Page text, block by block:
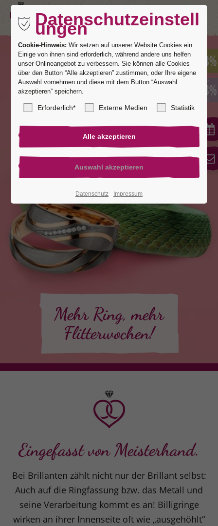
Mehr Ring, mehr
Flitterwochen!
Eingefasst von Meisterhand.
Bei Brillanten zählt nicht nur der Brillant selbst:
Auch auf die Ringfassung bzw. das Metall und
seine Verarbeitung kommt es an! Billigringe
wirken an ihrer Innenseite oft wie „ausgehöhlt“
Datenschutzeinstell
ungen
Cookie-Hinweis: Wir setzen auf unserer Website Cookies ein.
Einige von ihnen sind erforderlich, während andere uns helfen
unser Onlineangebot zu verbessern. Sie können alle Cookies
über den Button “Alle akzeptieren” zustimmen, oder Ihre eigene
Auswahl vornehmen und diese mit dem Button “Auswahl
akzeptieren” speichern.
Erforderlich* Externe Medien Statistik
Datenschutz Impressum